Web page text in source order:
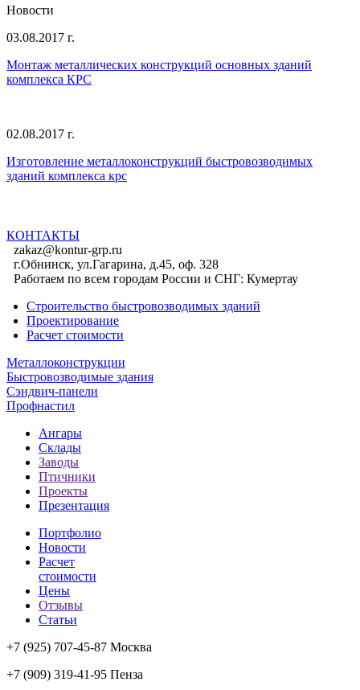
Новости
03.08.2017 г.
Монтаж металлических конструкций основных зданий
комплекса КРС
02.08.2017 г.
Изготовление металлоконструкций быстровозводимых
зданий комплекса крс
КОНТАКТЫ
zakaz@kontur-grp.ru
г.Обнинск, ул.Гагарина, д.45, оф. 328
Работаем по всем городам России и СНГ: Кумертау
Строительство быстровозводимых зданий
Проектирование
Расчет стоимости
Металлоконструкции
Быстровозводимые здания
Сэндвич-панели
Профнастил
Ангары
Склады
Заводы
Птичники
Проекты
Презентация
Портфолио
Новости
Расчет
стоимости
Цены
Отзывы
Статьи
+7 (925) 707-45-87 Москва
+7 (909) 319-41-95 Пенза